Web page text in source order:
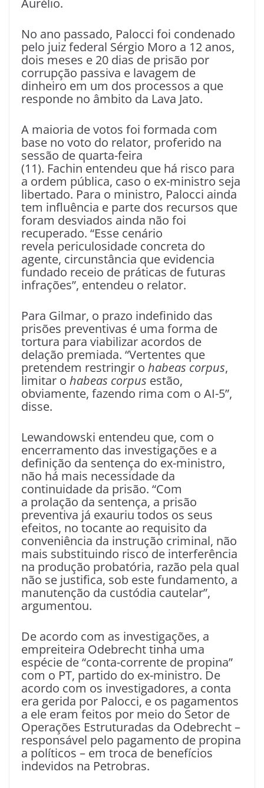
Aurélio.
No ano passado, Palocci foi condenado
pelo juiz federal Sérgio Moro a 12 anos,
dois meses e 20 dias de prisão por
corrupção passiva e lavagem de
dinheiro em um dos processos a que
responde no âmbito da Lava Jato.
A maioria de votos foi formada com
base no voto do relator, proferido na
sessão de quarta-feira
(11). Fachin entendeu que há risco para
a ordem pública, caso o ex-ministro seja
libertado. Para o ministro, Palocci ainda
tem influência e parte dos recursos que
foram desviados ainda não foi
recuperado. “Esse cenário
revela periculosidade concreta do
agente, circunstância que evidencia
fundado receio de práticas de futuras
infrações”, entendeu o relator.
Para Gilmar, o prazo indefinido das
prisões preventivas é uma forma de
tortura para viabilizar acordos de
delação premiada. “Vertentes que
pretendem restringir o habeas corpus,
limitar o habeas corpus estão,
obviamente, fazendo rima com o AI-5”,
disse.
Lewandowski entendeu que, com o
encerramento das investigações e a
definição da sentença do ex-ministro,
não há mais necessidade da
continuidade da prisão. “Com
a prolação da sentença, a prisão
preventiva já exauriu todos os seus
efeitos, no tocante ao requisito da
conveniência da instrução criminal, não
mais substituindo risco de interferência
na produção probatória, razão pela qual
não se justifica, sob este fundamento, a
manutenção da custódia cautelar”,
argumentou.
De acordo com as investigações, a
empreiteira Odebrecht tinha uma
espécie de “conta-corrente de propina”
com o PT, partido do ex-ministro. De
acordo com os investigadores, a conta
era gerida por Palocci, e os pagamentos
a ele eram feitos por meio do Setor de
Operações Estruturadas da Odebrecht –
responsável pelo pagamento de propina
a políticos – em troca de benefícios
indevidos na Petrobras.